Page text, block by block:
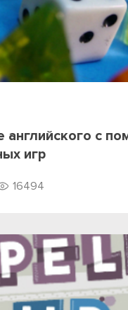
английского с
игр
16494